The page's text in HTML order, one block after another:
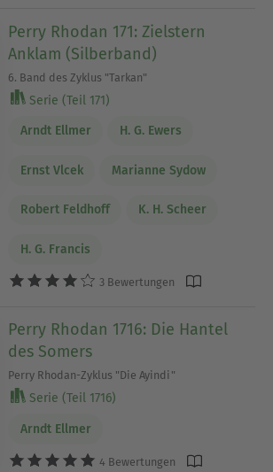
Perry Rhodan 171: Zielstern
Anklam (Silberband)
6. Band des Zyklus "Tarkan"
Serie (Teil 171)
Arndt Ellmer H. G. Ewers
Ernst Vlcek Marianne Sydow
Robert Feldhoff K. H. Scheer
H. G. Francis
3 Bewertungen
Perry Rhodan 1716: Die Hantel
des Somers
Perry Rhodan-Zyklus "Die Ayindi"
Serie (Teil 1716)
Arndt Ellmer
4 Bewertungen